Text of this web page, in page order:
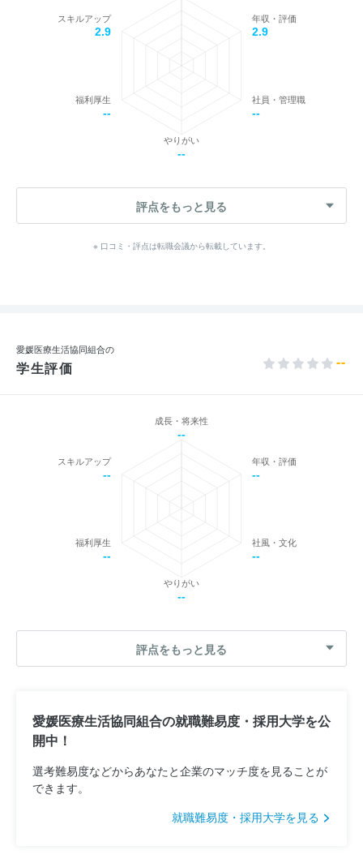
年収・評価
2.9
社員・管理職
--
やりがい
--
福利厚生
--
スキルアップ
2.9
評点をもっと見る
※ 口コミ・評点は転職会議から転載しています。
愛媛医療生活協同組合の
学生評価 --
成長・将来性
--
年収・評価
--
社風・文化
--
やりがい
--
福利厚生
--
スキルアップ
--
評点をもっと見る
愛媛医療生活協同組合の就職難易度・採用大学を公
開中！
選考難易度などからあなたと企業のマッチ度を見ることが
できます。
就職難易度・採用大学を見る